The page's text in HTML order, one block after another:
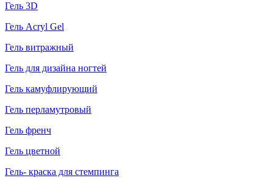
Гель 3D
Гель Acryl Gel
Гель витражный
Гель для дизайна ногтей
Гель камуфлирующий
Гель перламутровый
Гель френч
Гель цветной
Гель- краска для стемпинга